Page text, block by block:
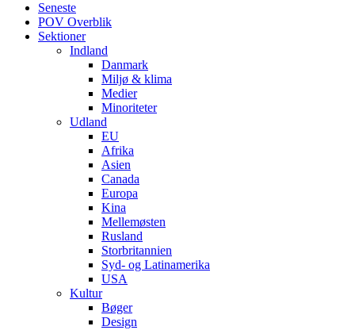
Seneste
POV Overblik
Sektioner
Indland
Danmark
Miljø & klima
Medier
Minoriteter
Udland
EU
Afrika
Asien
Canada
Europa
Kina
Mellemøsten
Rusland
Storbritannien
Syd- og Latinamerika
USA
Kultur
Bøger
Design